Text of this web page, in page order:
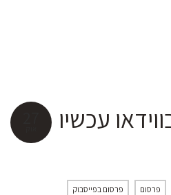
עכשיו
פרסום פרסום בפייסבוק